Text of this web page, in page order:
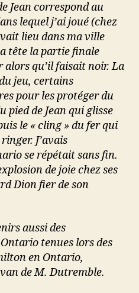
Jean correspond au
lequel j’ai joué (chez
lieu dans ma ville
tête la partie finale
qu’il faisait noir. La
jeu, certains
pour les protéger du
pied de Jean qui glisse
le « cling » du fer qui
J’avais
se répétait sans fin.
de joie chez ses
Dion fier de son
aussi des
tenues lors des
en Ontario,
de M. Dutremble.